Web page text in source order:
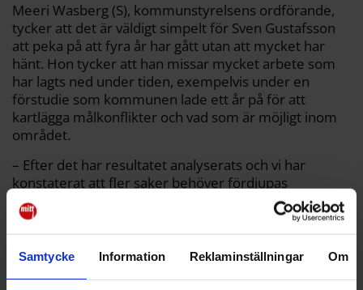
Samtycke Information Reklaminställningar Om
Meeri Wasberg (S), kommunstyrelsens ordförande,
tycker att det är väldigt simpelt för Sven Gustafsson
att peka på att fyra år har gått utan att mycket har
hänt. Hon tycker att han missar mycket arbete som
har lagts ned under tiden, exempelvis under en
förstudie som kommunen lade ett år på för att
kartlägga målkonflikter och vad som är möjligt inom
området.
– Efter det har resultatet analyserats och vi har
konstaterat att fler saker behöver fördjupas
ytterligare. Så det är rimligt att vi förlänger för att vi
båda ska få mer tid på oss, säger Meeri Wasberg.